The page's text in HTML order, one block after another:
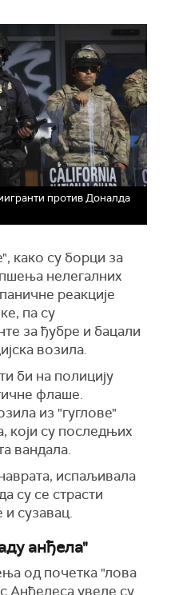
против Доналда
како су борци за
нелегалних
реакције
па су
за ђубре и бацали
возила.
би на полицију
флаше.
из "гуглове"
који су последњих
вандала.
испаљивала
су се страсти
сузавац.
анђела"
од почетка "лова
Анђелеса увеле су